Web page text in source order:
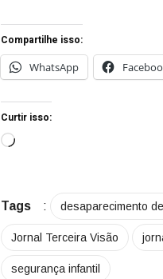
Compartilhe isso:
WhatsApp
Curtir isso:
Tags : desaparecimento
Jornal Terceira Visão
segurança infantil